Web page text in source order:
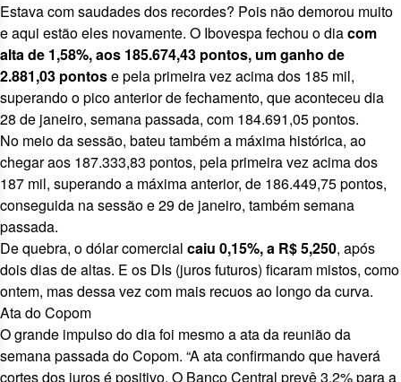
Estava com saudades dos recordes? Pois não demorou muito
e aqui estão eles novamente. O Ibovespa fechou o diacom
alta de 1,58%, aos 185.674,43 pontos, um ganho de
2.881,03 pontose pela primeira vez acima dos 185 mil,
superando o pico anterior de fechamento, que aconteceu dia
28 de janeiro, semana passada, com 184.691,05 pontos.
No meio da sessão, bateu também a máxima histórica, ao
chegar aos 187.333,83 pontos, pela primeira vez acima dos
187 mil, superando a máxima anterior, de 186.449,75 pontos,
conseguida na sessão e 29 de janeiro, também semana
passada.
De quebra, o dólar comercial caiu 0,15%, a R$ 5,250, após
dois dias de altas. E os DIs (juros futuros) ficaram mistos, como
ontem, mas dessa vezcom mais recuosao longo da curva.
Ata do Copom
O grande impulso do dia foi mesmo aata da reunião da
semana passada do Copom. “A ata confirmando que haverá
cortes dos juros é positivo. O Banco Central prevê 3,2% para a